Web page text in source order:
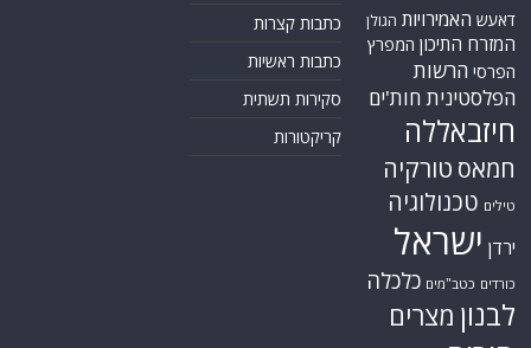
דאעש האמירויות הגולן
המזרח התיכון המפרץ
הפרסי הרשות
הפלסטינית חות'ים
חיזבאללה
חמאס טורקיה
טילים טכנולוגיה
ירדן ישראל
כורדים כטב"מים כלכלה
לבנון מצרים
כתבות קצרות
כתבות ראשיות
סקירות תשתית
קריקטורות